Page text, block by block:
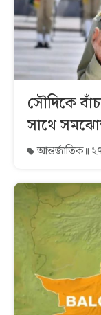
সৌদিকে
সাথে
আন্তর্জাতিক